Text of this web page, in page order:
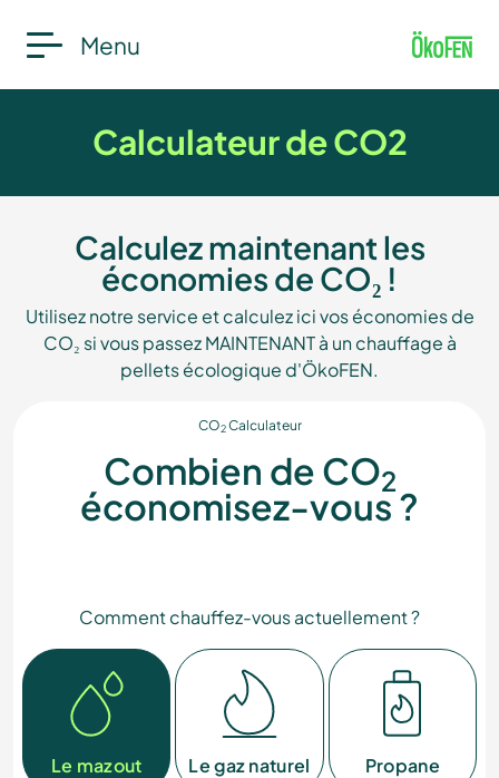
Menu
Calculateur de CO2
Calculez maintenant les
économies de CO₂ !
Utilisez notre service et calculez ici vos économies de
CO₂ si vous passez MAINTENANT à un chauffage à
pellets écologique d'ÖkoFEN.
CO2Calculateur
Combien de CO2
économisez-vous ?
Comment chauffez-vous actuellement ?
Le mazout Le gaz naturel Propane